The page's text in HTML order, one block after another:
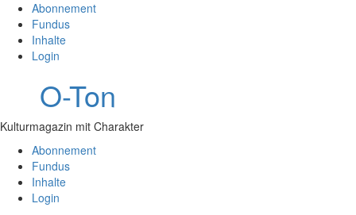
Abonnement
Fundus
Inhalte
Login
O-Ton
Kulturmagazin mit Charakter
Abonnement
Fundus
Inhalte
Login